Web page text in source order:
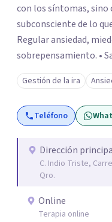
con los síntomas, sino
subconsciente de lo que hoy te
Regular ansiedad,
sobrepensamiento. •
fortalecer tu autoestima. . Comprender por qué
ciertos patrones o emociones. Puedes
preocupa y lograr tus
imaginas.
Gestión de la ira
Teléfono
Dirección
C. Indio Triste,
Qro.
Online
Terapia online